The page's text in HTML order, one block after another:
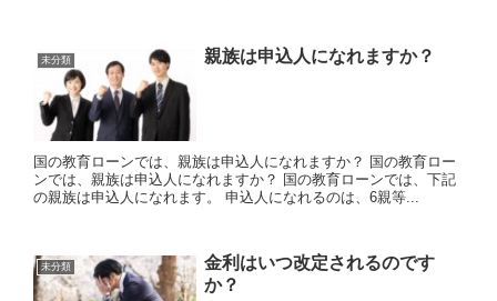
未分類 親族は申込人になれますか？
国の教育ローンでは、親族は申込人になれますか？ 国の教育ロー
ンでは、親族は申込人になれますか？ 国の教育ローンでは、下記
の親族は申込人になれます。 申込人になれるのは、6親等...
未分類
金利はいつ改定されるのです
か？